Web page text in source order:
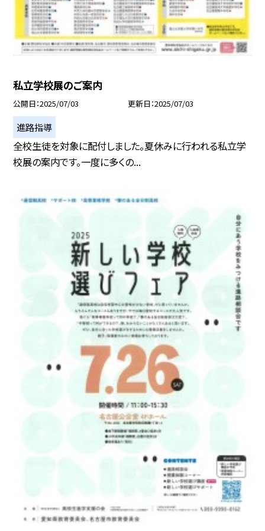
私立学校展のご案内
公開日 2025/07/03 更新日 2025/07/03
進路指導
全校生徒を対象に配付しました。夏休みに行われる私立学
校展の案内です。一度に多くの...